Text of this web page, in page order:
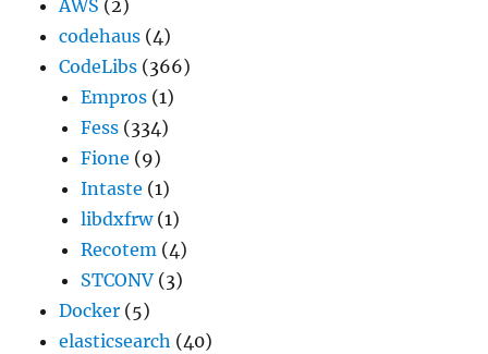
AWS (2)
codehaus (4)
CodeLibs (366)
Empros (1)
Fess (334)
Fione (9)
Intaste (1)
libdxfrw(1)
Recotem (4)
STCONV (3)
Docker (5)
elasticsearch (40)